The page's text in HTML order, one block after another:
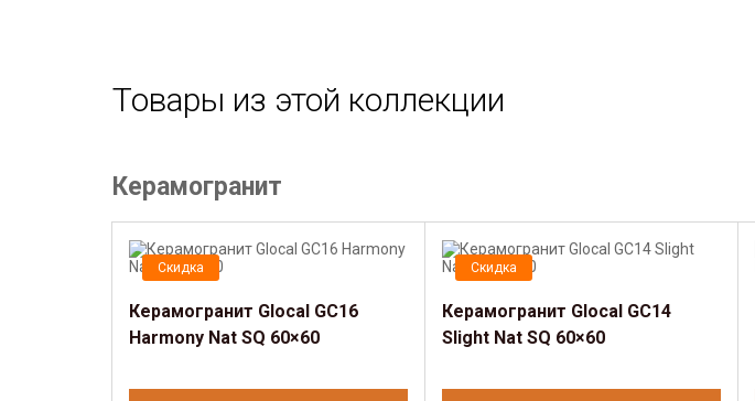
Товары из этой коллекции
Керамогранит
Скидка
Керамогранит Glocal GC16
Harmony Nat SQ 60×60
Скидка
Керамогранит Glocal GC14
Slight Nat SQ 60×60